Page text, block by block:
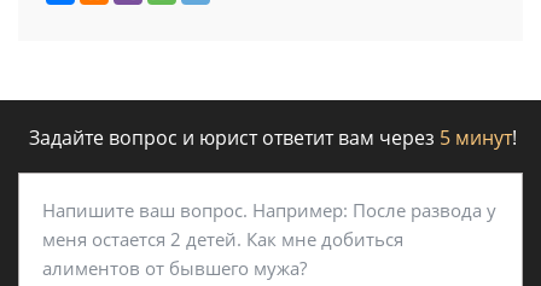
Задайте вопрос и юрист ответит вам через 5 минут!